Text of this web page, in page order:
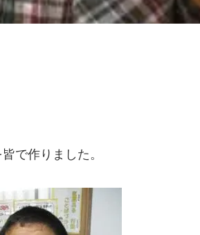
で作りました。